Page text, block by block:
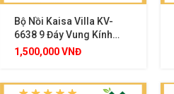
Bộ Nồi Kaisa Villa KV-
6638 9 Đáy Vung Kính
Cường Lực Inox 304 Kèm
1,500,000VNĐ